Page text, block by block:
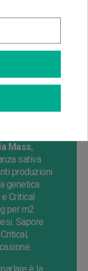
genetiche
stabilità
dato vita a
ed
categoria
Mass,
sativa
produzioni
genetica
Critical
per m2
Sapore
è la